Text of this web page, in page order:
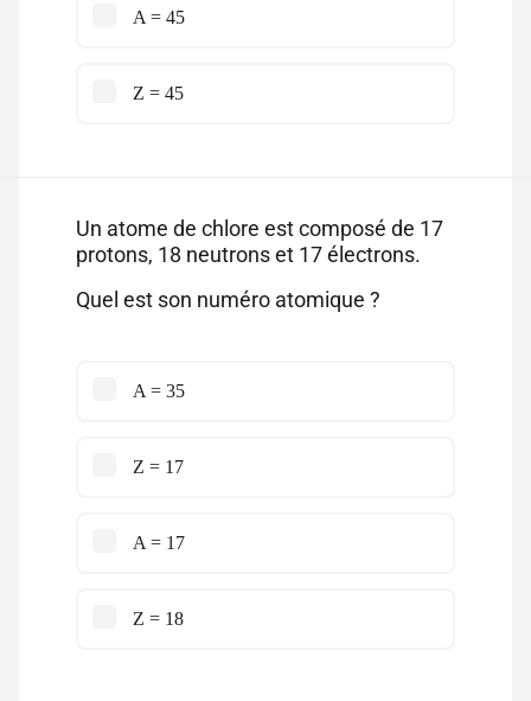
A = 45
Z = 45
Un atome de chlore est composé de 17
protons, 18 neutrons et 17 électrons.
Quel est son numéro atomique ?
A = 35
Z = 17
A = 17
Z = 18